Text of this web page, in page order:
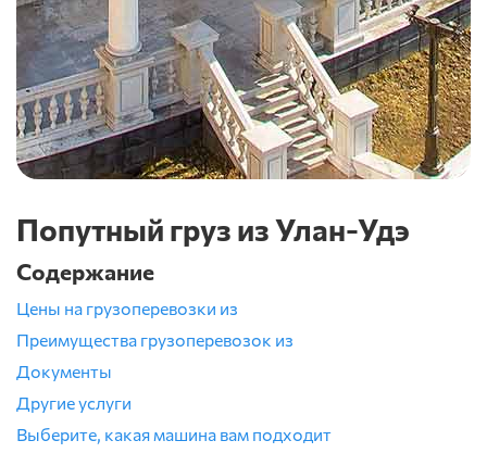
Попутный груз из Улан-Удэ
Содержание
Цены на грузоперевозки из
Преимущества грузоперевозок из
Документы
Другие услуги
Выберите, какая машина вам подходит